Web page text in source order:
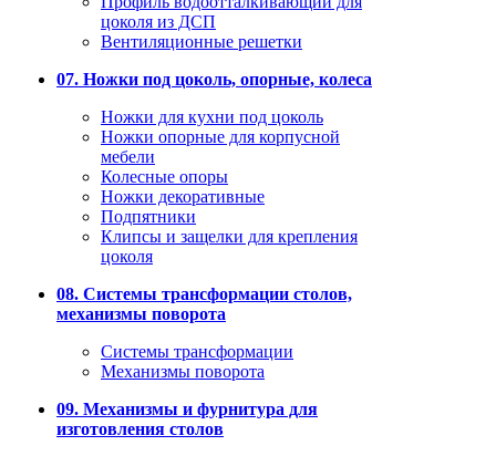
цоколя из ДСП
Вентиляционные решетки
07. Ножки под цоколь, опорные, колеса
Ножки для кухни под цоколь
Ножки опорные для корпусной
мебели
Колесные опоры
Ножки декоративные
Подпятники
Клипсы и защелки для крепления
цоколя
08. Системы трансформации столов,
механизмы поворота
Системы трансформации
Механизмы поворота
09. Механизмы и фурнитура для
изготовления столов